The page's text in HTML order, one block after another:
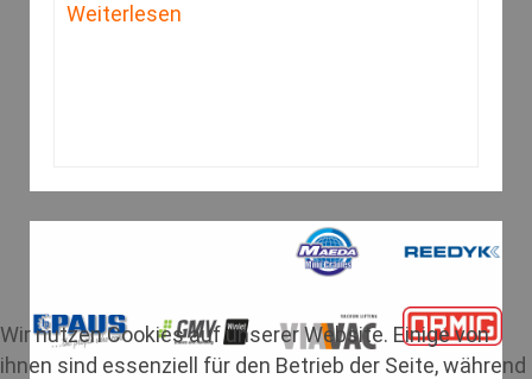
Weiterlesen
Wir nutzen Cookies auf unserer Website. Einige von
ihnen sind essenziell für den Betrieb der Seite, während